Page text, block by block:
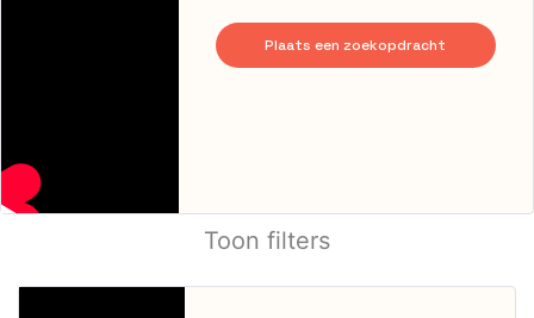
Plaats een zoekopdracht
Toon filters